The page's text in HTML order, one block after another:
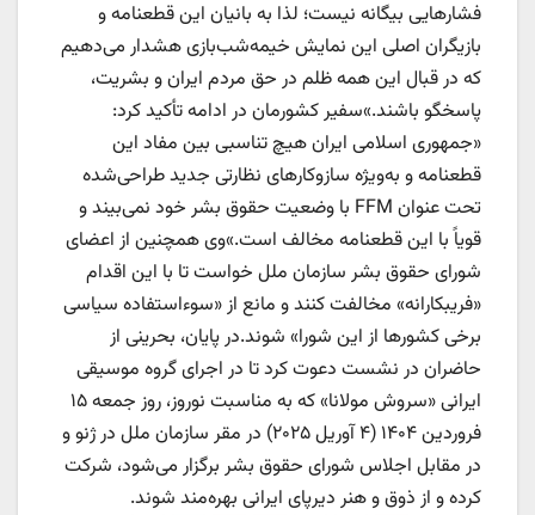
فشارهایی بیگانه نیست؛ لذا به بانیان این قطعنامه و
بازیگران اصلی این نمایش خیمه‌شب‌بازی هشدار می‌دهیم
که در قبال این همه ظلم در حق مردم ایران و بشریت،
پاسخگو باشند.»سفیر کشورمان در ادامه تأکید کرد:
«جمهوری اسلامی ایران هیچ تناسبی بین مفاد این
قطعنامه و به‌ویژه سازوکارهای نظارتی جدید طراحی‌شده
تحت عنوان FFM با وضعیت حقوق بشر خود نمی‌بیند و
قویاً با این قطعنامه مخالف است.»وی همچنین از اعضای
شورای حقوق بشر سازمان ملل خواست تا با این اقدام
«فریبکارانه» مخالفت کنند و مانع از «سوءاستفاده سیاسی
برخی کشورها از این شورا» شوند.در پایان، بحرینی از
حاضران در نشست دعوت کرد تا در اجرای گروه موسیقی
ایرانی «سروش مولانا» که به مناسبت نوروز، روز جمعه ۱۵
فروردین ۱۴۰۴ (۴ آوریل ۲۰۲۵) در مقر سازمان ملل در ژنو و
در مقابل اجلاس شورای حقوق بشر برگزار می‌شود، شرکت
کرده و از ذوق و هنر دیرپای ایرانی بهره‌مند شوند.